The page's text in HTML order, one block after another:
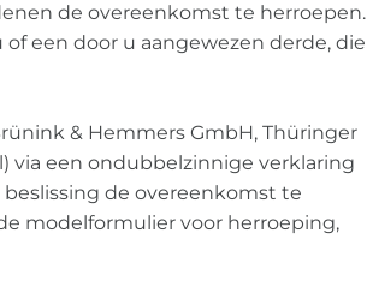
de overeenkomst te herroepen.
een door u aangewezen derde, die
& Hemmers GmbH, Thüringer
via een ondubbelzinnige verklaring
de overeenkomst te
modelformulier voor herroeping,